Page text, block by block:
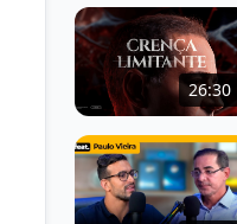
26:30